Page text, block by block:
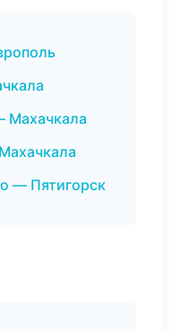
Махачкала
— Пятигорск